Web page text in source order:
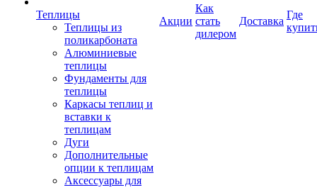
Теплицы
Теплицы из
поликарбоната
Алюминиевые
теплицы
Фундаменты для
теплицы
Каркасы теплиц и
вставки к
теплицам
Дуги
Дополнительные
опции к теплицам
Аксессуары для
Акции
Как
стать
дилером
Доставка
Где